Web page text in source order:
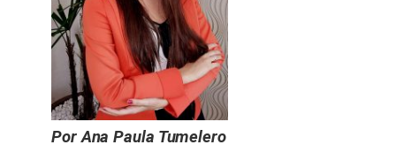
Por Ana Paula Tumelero